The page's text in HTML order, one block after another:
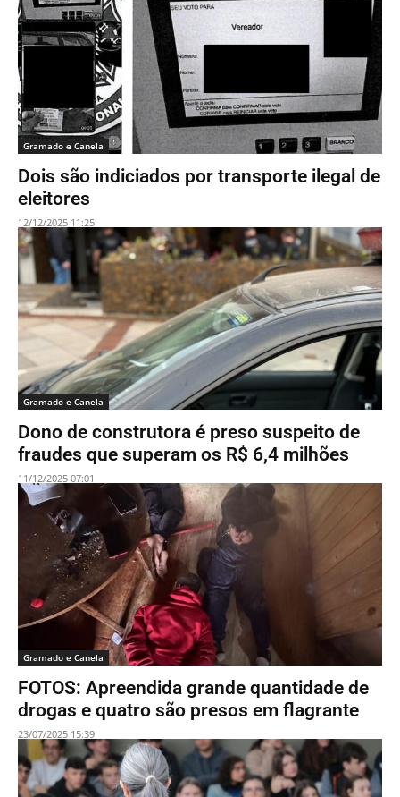
Gramado e Canela
Dois são indiciados por transporte ilegal de
eleitores
12/12/2025 11:25
Gramado e Canela
Dono de construtora é preso suspeito de
fraudes que superam os R$ 6,4 milhões
11/12/2025 07:01
Gramado e Canela
FOTOS: Apreendida grande quantidade de
drogas e quatro são presos em flagrante
23/07/2025 15:39